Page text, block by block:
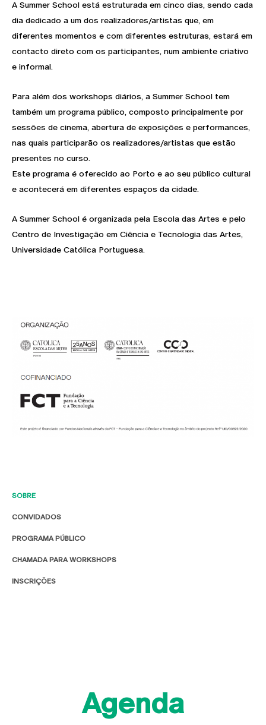
SOBRE
CONVIDADOS
PROGRAMA PÚBLICO
CHAMADA PARA WORKSHOPS
INSCRIÇÕES
A Summer School está estruturada em cinco dias, sendo cada
dia dedicado a um dos realizadores/artistas que, em
diferentes momentos e com diferentes estruturas, estará em
contacto direto com os participantes, num ambiente criativo
e informal.
Para além dos workshops diários, a Summer School tem
também um programa público, composto principalmente por
sessões de cinema, abertura de exposições e performances,
nas quais participarão os realizadores/artistas que estão
presentes no curso.
Este programa é oferecido ao Porto e ao seu público cultural
e acontecerá em diferentes espaços da cidade.
A Summer School é organizada pela Escola das Artes e pelo
Centro de Investigação em Ciência e Tecnologia das Artes,
Universidade Católica Portuguesa.
Agenda